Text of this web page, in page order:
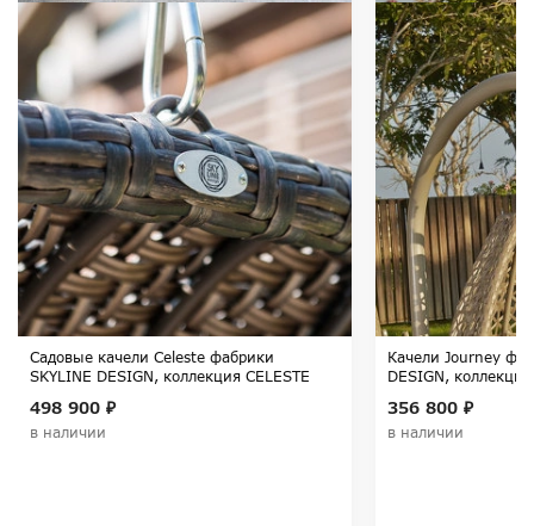
Садовые качели Celeste фабрики
SKYLINE DESIGN, коллекция CELESTE
498 900 ₽
в наличии
Качели Journey
DESIGN, коллекция
356 800 ₽
в наличии